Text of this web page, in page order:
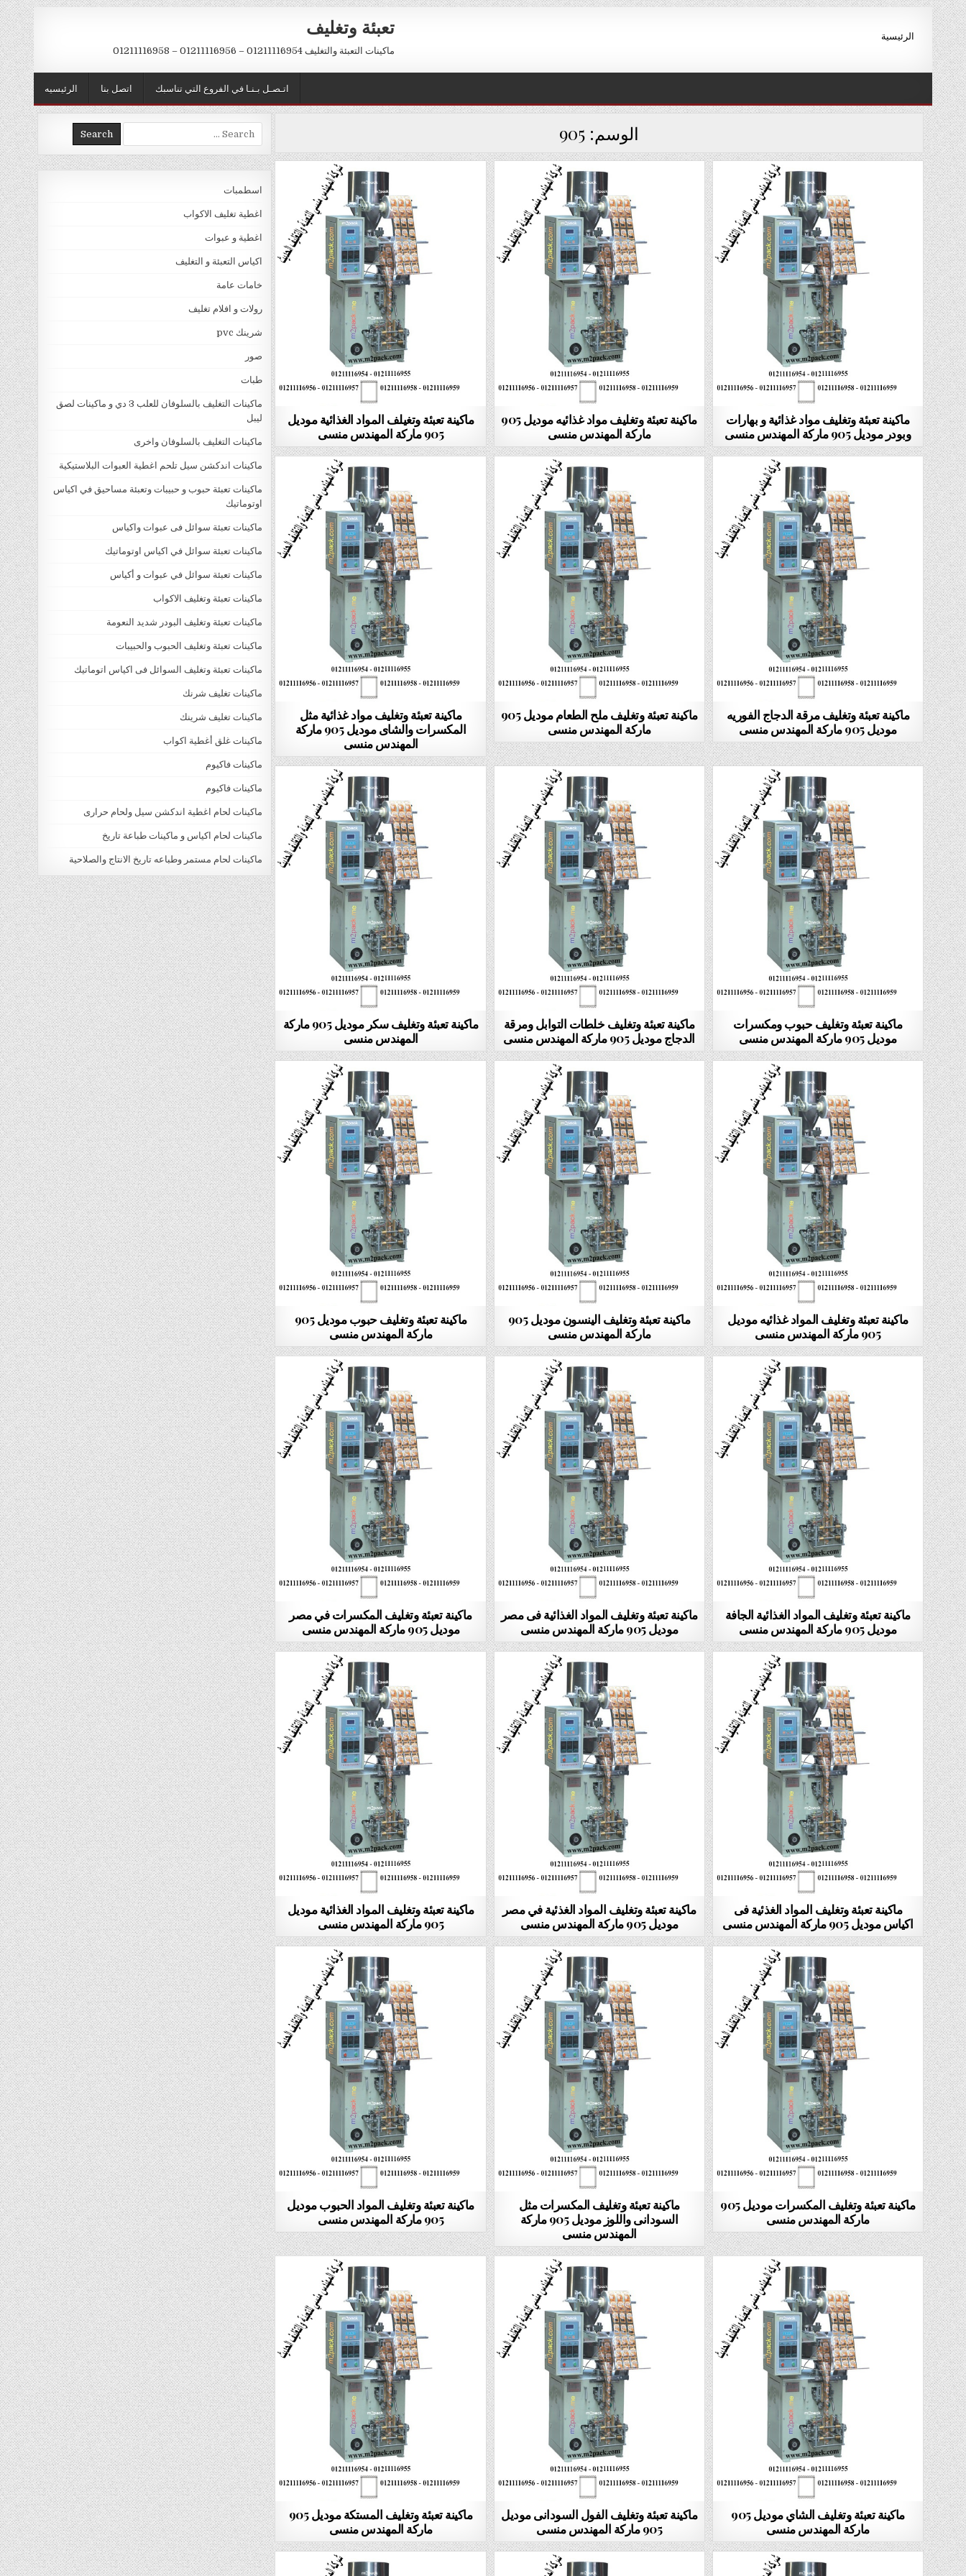
Skip
to
content
تعبئة وتغليف
ماكينات التعبئة والتغليف 01211116954 – 01211116956 – 01211116958
الرئيسية
الرئيسيه اتصل بنا اتـصـل بـنـا في الفروع التي تناسبك
الوسم: 905
ماكينة تعبئة وتغيلف المواد الغذائية موديل
905 ماركة المهندس منسى
ماكينة تعبئة وتغليف مواد غذائيه موديل 905
ماركة المهندس منسى
ماكينة تعبئة وتغليف مواد غذائية و بهارات
وبودر موديل 905 ماركة المهندس منسى
ماكينة تعبئة وتغليف مواد غذائية مثل
المكسرات والشاى موديل 905 ماركة
المهندس منسى
ماكينة تعبئة وتغليف ملح الطعام موديل 905
ماركة المهندس منسى
ماكينة تعبئة وتغليف مرقة الدجاج الفوريه
موديل 905 ماركة المهندس منسى
ماكينة تعبئة وتغليف سكر موديل 905 ماركة
المهندس منسى
ماكينة تعبئة وتغليف خلطات التوابل ومرقة
الدجاج موديل 905 ماركة المهندس منسى
ماكينة تعبئة وتغليف حبوب ومكسرات
موديل 905 ماركة المهندس منسى
ماكينة تعبئة وتغليف حبوب موديل 905
ماركة المهندس منسى
ماكينة تعبئة وتغليف الينسون موديل 905
ماركة المهندس منسى
ماكينة تعبئة وتغليف المواد غذائيه موديل
905 ماركة المهندس منسى
ماكينة تعبئة وتغليف المكسرات في مصر
موديل 905 ماركة المهندس منسى
ماكينة تعبئة وتغليف المواد الغذائية فى مصر
موديل 905 ماركة المهندس منسى
ماكينة تعبئة وتغليف المواد الغذائية الجافة
موديل 905 ماركة المهندس منسى
ماكينة تعبئة وتغليف المواد الغذائية موديل
905 ماركة المهندس منسى
ماكينة تعبئة وتغليف المواد الغذئية في مصر
موديل 905 ماركة المهندس منسى
ماكينة تعبئة وتغليف المواد الغذئية فى
اكياس موديل 905 ماركة المهندس منسى
ماكينة تعبئة وتغليف المواد الحبوب موديل
905 ماركة المهندس منسى
ماكينة تعبئة وتغليف المكسرات مثل
السودانى واللوز موديل 905 ماركة
المهندس منسى
ماكينة تعبئة وتغليف المكسرات موديل 905
ماركة المهندس منسى
ماكينة تعبئة وتغليف المستكة موديل 905
ماركة المهندس منسى
ماكينة تعبئة وتغليف الفول السودانى موديل
905 ماركة المهندس منسى
ماكينة تعبئة وتغليف الشاي موديل 905
ماركة المهندس منسى
Search
for:
اسطمبات
اغطية تغليف الاكواب
اغطية و عبوات
اكياس التعبئة و التغليف
خامات عامة
رولات و افلام تغليف
شرينك pvc
صور
طبات
ماكينات التغليف بالسلوفان للعلب 3 دي و ماكينات لصق
ليبل
ماكينات التغليف بالسلوفان واخرى
ماكينات اندكشن سيل تلحم اغطية العبوات البلاستيكية
ماكينات تعبئة حبوب و حبيبات وتعبئة مساحيق في اكياس
اوتوماتيك
ماكينات تعبئة سوائل فى عبوات واكياس
ماكينات تعبئة سوائل في اكياس اوتوماتيك
ماكينات تعبئة سوائل في عبوات و أكياس
ماكينات تعبئة وتغليف الاكواب
ماكينات تعبئة وتغليف البودر شديد النعومة
ماكينات تعبئة وتغليف الحبوب والحبيبات
ماكينات تعبئة وتغليف السوائل فى اكياس اتوماتيك
ماكينات تغليف شرنك
ماكينات تغليف شرينك
ماكينات غلق أغطية اكواب
ماكينات فاكيوم
ماكينات فاكيوم
ماكينات لحام اغطية اندكشن سيل ولحام حرارى
ماكينات لحام اكياس و ماكينات طباعة تاريخ
ماكينات لحام مستمر وطباعه تاريخ الانتاج والصلاحية